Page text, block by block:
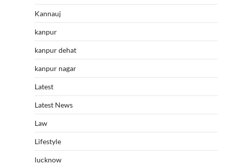
Kannauj
kanpur
kanpur dehat
kanpur nagar
Latest
Latest News
Law
Lifestyle
lucknow